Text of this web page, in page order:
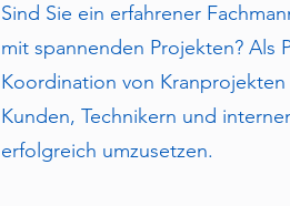
Sind Sie ein erfahrener
mit spannenden Projekten? Als
Koordination von
Kunden, Technikern und
erfolgreich umzusetzen.